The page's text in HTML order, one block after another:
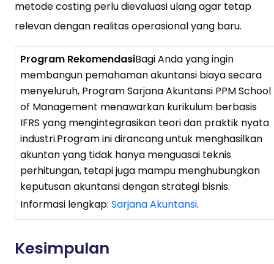
metode costing perlu dievaluasi ulang agar tetap
relevan dengan realitas operasional yang baru.
Program RekomendasiBagi Anda yang ingin
membangun pemahaman akuntansi biaya secara
menyeluruh, Program Sarjana Akuntansi PPM School
of Management menawarkan kurikulum berbasis
IFRS yang mengintegrasikan teori dan praktik nyata
industri.Program ini dirancang untuk menghasilkan
akuntan yang tidak hanya menguasai teknis
perhitungan, tetapi juga mampu menghubungkan
keputusan akuntansi dengan strategi bisnis.
Informasi lengkap: Sarjana Akuntansi.
Kesimpulan